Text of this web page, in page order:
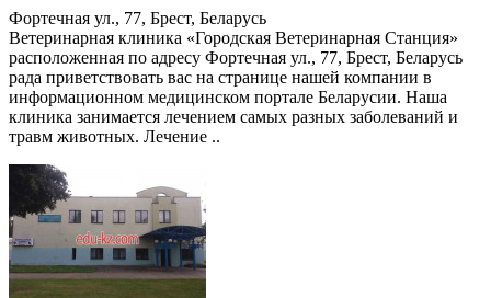
Фортечная ул., 77, Брест, Беларусь
Ветеринарная клиника «Городская Ветеринарная Станция»
расположенная по адресу Фортечная ул., 77, Брест, Беларусь
рада приветствовать вас на странице нашей компании в
информационном медицинском портале Беларусии. Наша
клиника занимается лечением самых разных заболеваний и
травм животных. Лечение ..